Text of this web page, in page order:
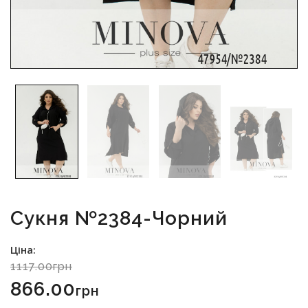
Сукня №2384-Чорний
Ціна:
1117.00грн
866.00Грн